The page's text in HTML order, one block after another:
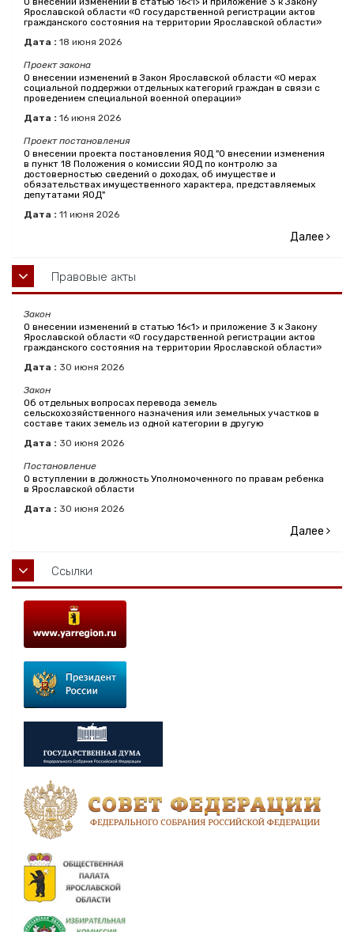
Ярославской области «О государственной регистрации актов
гражданского состояния на территории Ярославской области»
Дата : 18 июня 2026
Проект закона
О внесении изменений в Закон Ярославской области «О мерах
социальной поддержки отдельных категорий граждан в связи с
проведением специальной военной операции»
Дата : 16 июня 2026
Проект постановления
О внесении проекта постановления ЯОД "О внесении изменения
в пункт 18 Положения о комиссии ЯОД по контролю за
достоверностью сведений о доходах, об имуществе и
обязательствах имущественного характера, представляемых
депутатами ЯОД"
Дата : 11 июня 2026
Далее
Правовые акты
Закон
О внесении изменений в статью 16<1> и приложение 3 к Закону
Ярославской области «О государственной регистрации актов
гражданского состояния на территории Ярославской области»
Дата : 30 июня 2026
Закон
Об отдельных вопросах перевода земель
сельскохозяйственного назначения или земельных участков в
составе таких земель из одной категории в другую
Дата : 30 июня 2026
Постановление
О вступлении в должность Уполномоченного по правам ребенка
в Ярославской области
Дата : 30 июня 2026
Далее
Ссылки